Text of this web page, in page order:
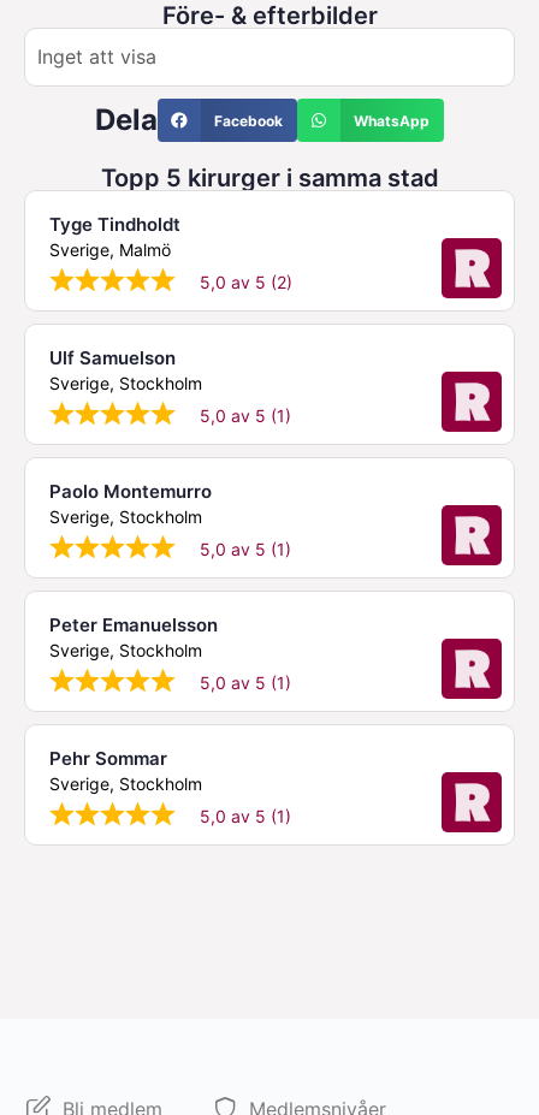
Före- & efterbilder
Inget att visa
Facebook WhatsApp
Dela
Topp 5 kirurger i samma stad
Tyge Tindholdt
Sverige, Malmö
5,0 av 5 (2)
Ulf Samuelson
Sverige, Stockholm
5,0 av 5 (1)
Paolo Montemurro
Sverige, Stockholm
5,0 av 5 (1)
Peter Emanuelsson
Sverige, Stockholm
5,0 av 5 (1)
Pehr Sommar
Sverige, Stockholm
5,0 av 5 (1)
Bli medlem Medlemsnivåer